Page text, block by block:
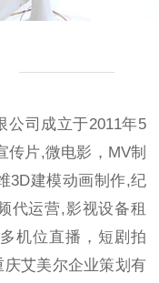
公司成立于2011年5
传片,微电影，MV制
3D建模动画制作,纪
代运营,影视设备租
机位直播，短剧拍
艾美尔企业策划有